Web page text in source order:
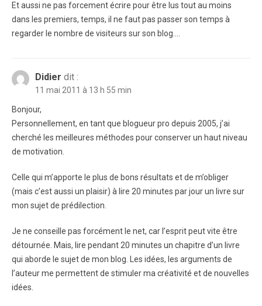
Et aussi ne pas forcement écrire pour être lus tout au moins
dans les premiers, temps, il ne faut pas passer son temps à
regarder le nombre de visiteurs sur son blog….
Didier dit :
11 mai 2011 à 13 h 55 min
Bonjour,
Personnellement, en tant que blogueur pro depuis 2005, j’ai
cherché les meilleures méthodes pour conserver un haut niveau
de motivation.
Celle qui m’apporte le plus de bons résultats et de m’obliger
(mais c’est aussi un plaisir) à lire 20 minutes par jour un livre sur
mon sujet de prédilection.
Je ne conseille pas forcément le net, car l’esprit peut vite être
détournée. Mais, lire pendant 20 minutes un chapitre d’un livre
qui aborde le sujet de mon blog. Les idées, les arguments de
l’auteur me permettent de stimuler ma créativité et de nouvelles
idées.